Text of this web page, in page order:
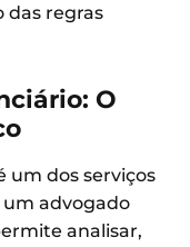
das regras
O
um dos serviços
um advogado
analisar,